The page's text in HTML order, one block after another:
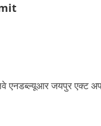
एनडब्ल्यूआर जयपुर